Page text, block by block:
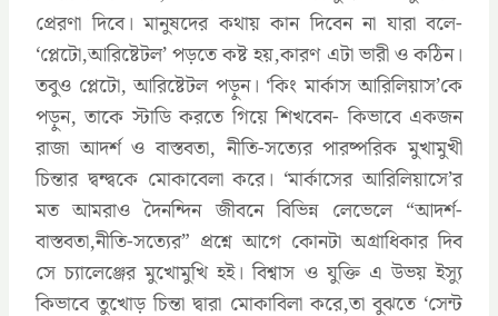
প্রেরণা দিবে। মানুষদের কথায় কান দিবেন না যারা বলে-
‘প্লেটো,আরিষ্টেটল’ পড়তে কষ্ট হয়,কারণ এটা ভারী ও কঠিন।
তবুও প্লেটো, আরিষ্টেটল পড়ুন। ‘কিং মার্কাস আরিলিয়াস’কে
পড়ুন, তাকে স্টাডি করতে গিয়ে শিখবেন- কিভাবে একজন
রাজা আদর্শ ও বাস্তবতা, নীতি-সত্যের পারষ্পরিক মুখামুখী
চিন্তার দ্বন্দ্বকে মোকাবেলা করে। ‘মার্কাসের আরিলিয়াসে’র
মত আমরাও দৈনন্দিন জীবনে বিভিন্ন লেভেলে “আদর্শ-
বাস্তবতা,নীতি-সত্যের” প্রশ্নে আগে কোনটা অগ্রাধিকার দিব
সে চ্যালেঞ্জের মুখোমুখি হই। বিশ্বাস ও যুক্তি এ উভয় ইস্যু
কিভাবে তুখোড় চিন্তা দ্বারা মোকাবিলা করে,তা বুঝতে ‘সেন্ট